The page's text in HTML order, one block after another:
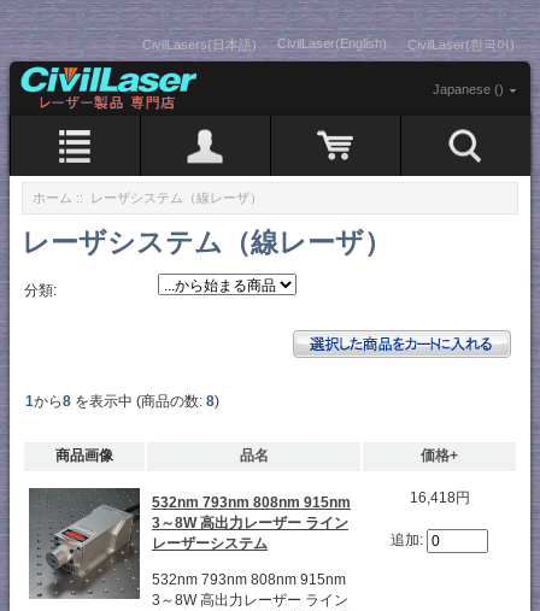
CivilLasers(日本語) CivilLaser(English) CivilLaser(한국어)
Japanese ()
ホーム :: レーザシステム（線レーザ）
レーザシステム（線レーザ）
分類:
1から8 を表示中 (商品の数: 8)
商品画像 品名 価格+
532nm 793nm 808nm 915nm
3～8W 高出力レーザー ライン
レーザーシステム
532nm 793nm 808nm 915nm
3～8W 高出力レーザー ライン
16,418円
追加: